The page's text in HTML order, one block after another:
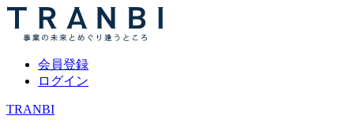
会員登録
ログイン
TRANBI